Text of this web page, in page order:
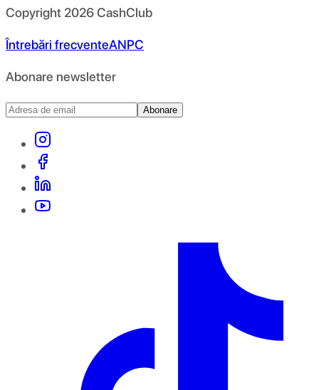
Copyright 2026CashClub
Întrebări frecventeANPC
Abonare newsletter
Abonare